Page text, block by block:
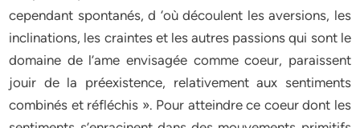
cependant spontanés, d ‘où découlent les aversions, les
inclinations, les craintes et les autres passions qui sont le
domaine de l’ame envisagée comme coeur, paraissent
jouir de la préexistence, relativement aux sentiments
combinés et réfléchis ». Pour atteindre ce coeur dont les